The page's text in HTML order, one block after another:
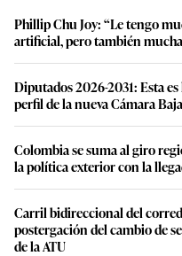
Phillip Chu Joy: “Le tengo
artificial, pero también
Diputados 2026-2031: Esta
perfil de la nueva Cámara
Colombia se suma al giro
la política exterior con la
Carril bidireccional del
postergación del cambio de
de la ATU